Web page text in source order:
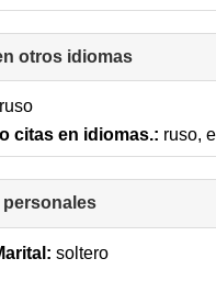
otros idiomas
to
ruso
citas en idiomas.: ruso,
personales
to
collapse
soltero